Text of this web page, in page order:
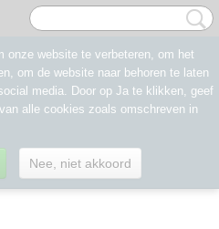
onze website te verbeteren, om het
om de website naar behoren te laten
media. Door op Ja te klikken, geef
alle cookies zoals omschreven in
Nee, niet akkoord